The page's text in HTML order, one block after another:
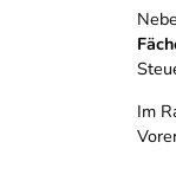
Im